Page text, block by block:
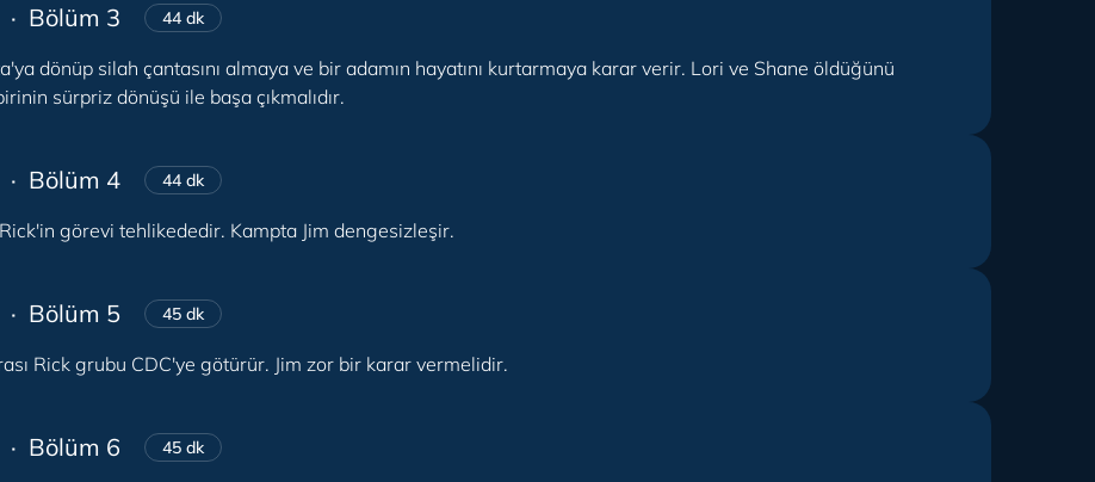
· Bölüm 3 44 dk
dönüp silah çantasını almaya ve bir adamın hayatını kurtarmaya karar verir. Lori ve Shane öldüğünü
sürpriz dönüşü ile başa çıkmalıdır.
· Bölüm 4 44 dk
görevi tehlikededir. Kampta Jim dengesizleşir.
· Bölüm 5 45 dk
Rick grubu CDC'ye götürür. Jim zor bir karar vermelidir.
· Bölüm 6 45 dk